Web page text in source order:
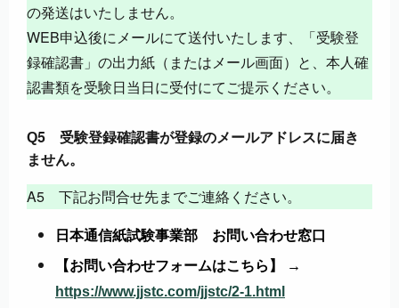
の発送はいたしません。
WEB申込後にメールにて送付いたします、「受験登
録確認書」の出力紙（またはメール画面）と、本人確
認書類を受験日当日に受付にてご提示ください。
Q5
受験登録確認書が登録のメールアドレスに届き
ません。
A5 下記お問合せ先までご連絡ください。
日本通信紙試験事業部 お問い合わせ窓口
【お問い合わせフォームはこちら】 →
https://www.jjstc.com/jjstc/2-1.html